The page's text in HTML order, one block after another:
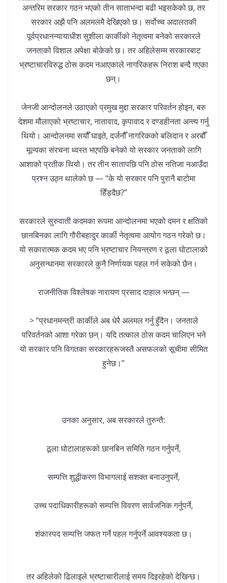
अन्तरिम सरकार गठन भएको तीन साताभन्दा बढी भइसकेको छ, तर
सरकार अझै पनि अलमलमै देखिएको छ। सर्वोच्च अदालतकी
पूर्वप्रधानन्यायाधीश सुशीला कार्कीको नेतृत्वमा बनेको सरकारले
जनताको विशाल अपेक्षा बोकेको छ। तर अहिलेसम्म सरकारबाट
भ्रष्टाचारविरुद्ध ठोस कदम नआएकाले नागरिकहरू निराश बन्दै गएका
छन्।
जेनजी आन्दोलनले उठाएको प्रमुख मुद्दा सरकार परिवर्तन होइन, बरु
देशमा मौलाएको भ्रष्टाचार, नातावाद, कृपावाद र दण्डहीनता अन्त्य गर्नु
थियो। आन्दोलनमा सयौँ घाइते, दर्जनौँ नागरिकको बलिदान र अरबौँ
मूल्यका संरचना ध्वस्त भएपछि बनेको यो सरकार जनताको लागि
आशाको प्रतीक थियो। तर तीन सातापछि पनि ठोस नतिजा नआउँदा
प्रश्न उठ्न थालेको छ — “के यो सरकार पनि पुरानै बाटोमा
हिँड्दैछ?”
सरकारले सुरुवाती कदमका रूपमा आन्दोलनमा भएको दमन र क्षतिको
छानबिनका लागि गौरीबहादुर कार्की नेतृत्वमा आयोग गठन गरेको छ।
यो सकारात्मक कदम भए पनि भ्रष्टाचार नियन्त्रण र ठूला घोटालाको
अनुसन्धानमा सरकारले कुनै निर्णायक पहल गर्न सकेको छैन।
राजनीतिक विश्लेषक नारायण प्रसाद दाहाल भन्छन् —
> “प्रधानमन्त्री कार्कीले अब धेरै अलमल गर्नु हुँदैन। जनताले
परिवर्तनको आशा गरेका छन्। यदि तत्काल ठोस कदम चालिएन भने
यो सरकार पनि विगतका सरकारहरूजस्तै असफलको सूचीमा सीमित
हुनेछ।”
उनका अनुसार, अब सरकारले तुरुन्तै:
ठूला घोटालाहरूको छानबिन समिति गठन गर्नुपर्ने,
सम्पत्ति शुद्धीकरण विभागलाई सशक्त बनाउनुपर्ने,
उच्च पदाधिकारीहरूको सम्पत्ति विवरण सार्वजनिक गर्नुपर्ने,
शंकास्पद सम्पत्ति जफत गर्ने पहल गर्नुपर्ने आवश्यकता छ।
तर अहिलेको ढिलाइले भ्रष्टाचारीलाई समय दिइरहेको देखिन्छ।